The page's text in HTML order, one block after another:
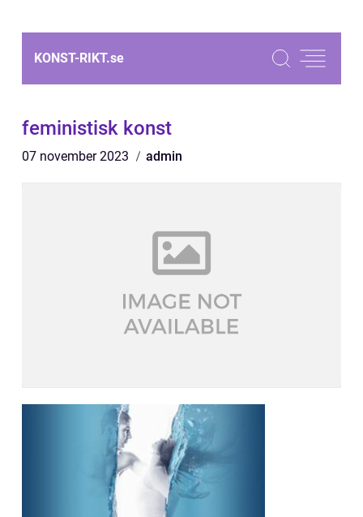
KONST-RIKT.se
feministisk konst
07 november 2023 admin